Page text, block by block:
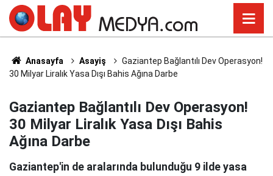
Anasayfa Asayiş
Gaziantep Bağlantılı Dev Operasyon!
30 Milyar Liralık Yasa Dışı Bahis Ağına Darbe
Gaziantep Bağlantılı Dev Operasyon!
30 Milyar Liralık Yasa Dışı Bahis
Ağına Darbe
Gaziantep'in de aralarında bulunduğu 9 ilde yasa